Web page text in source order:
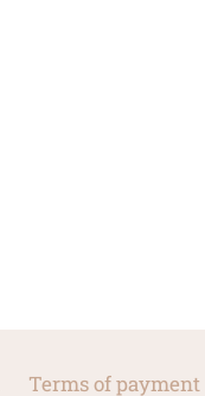
Terms of payment